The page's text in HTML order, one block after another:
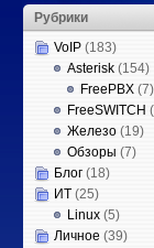
Рубрики
VoIP (183)
Asterisk (154)
FreePBX (7)
FreeSWITCH
Железо (19)
Обзоры (7)
Блог (18)
ИТ (25)
Linux (5)
Личное (39)